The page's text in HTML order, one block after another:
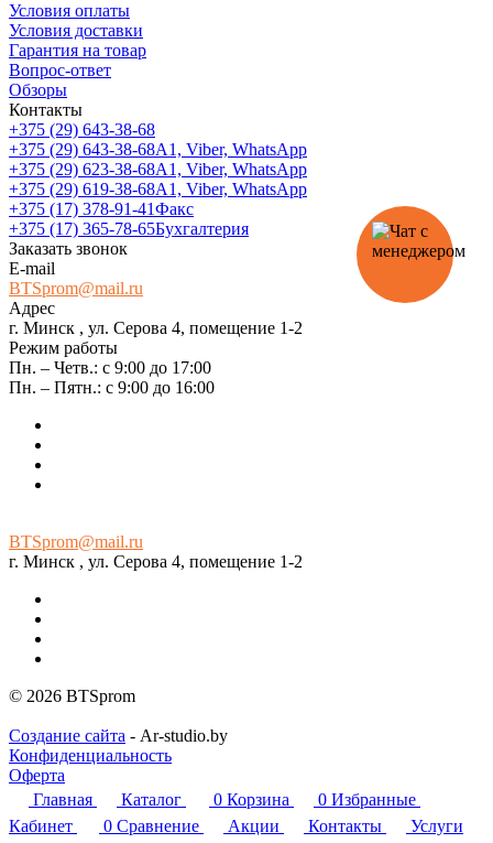
Условия оплаты
Условия доставки
Гарантия на товар
Вопрос-ответ
Обзоры
Контакты
+375 (29) 643-38-68
+375 (29) 643-38-68А1, Viber, WhatsApp
+375 (29) 623-38-68А1, Viber, WhatsApp
+375 (29) 619-38-68А1, Viber, WhatsApp
+375 (17) 378-91-41Факс
+375 (17) 365-78-65Бухгалтерия
Заказать звонок
E-mail
BTSprom@mail.ru
Адрес
г. Минск , ул. Серова 4, помещение 1-2
Режим работы
Пн. – Четв.: с 9:00 до 17:00
Пн. – Пятн.: с 9:00 до 16:00
BTSprom@mail.ru
г. Минск , ул. Серова 4, помещение 1-2
© 2026 BTSprom
Создание сайта - Ar-studio.by
Конфиденциальность
Оферта
Главная
Каталог 0 Корзина 0 Избранные
Кабинет
0 Сравнение Акции Контакты
Услуги